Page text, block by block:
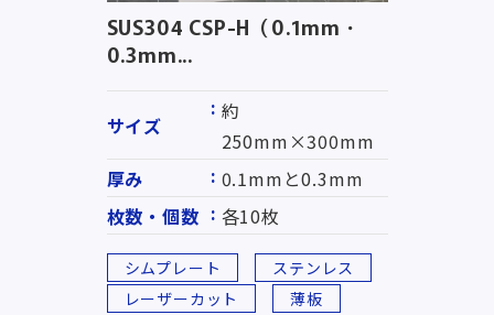
SUS304 CSP-H（0.1mm・
0.3mm...
サイズ
約
250mm×300mm
厚み
0.1mmと0.3mm
枚数・個数
各10枚
シムプレート
ステンレス
レーザーカット
薄板